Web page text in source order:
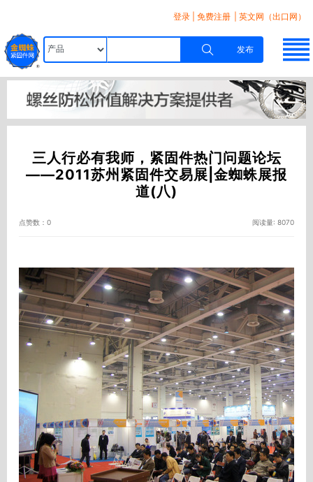
登录 免费注册 | 英文网（出口网）
发布
三人行必有我师，紧固件热门问题论坛
——2011苏州紧固件交易展|金蜘蛛展报
道(八)
点赞数：0 阅读量: 8070